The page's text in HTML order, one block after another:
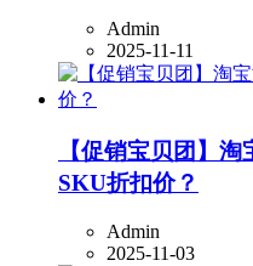
Admin
2025-11-11
【促销宝贝团】
SKU折扣价？
Admin
2025-11-03